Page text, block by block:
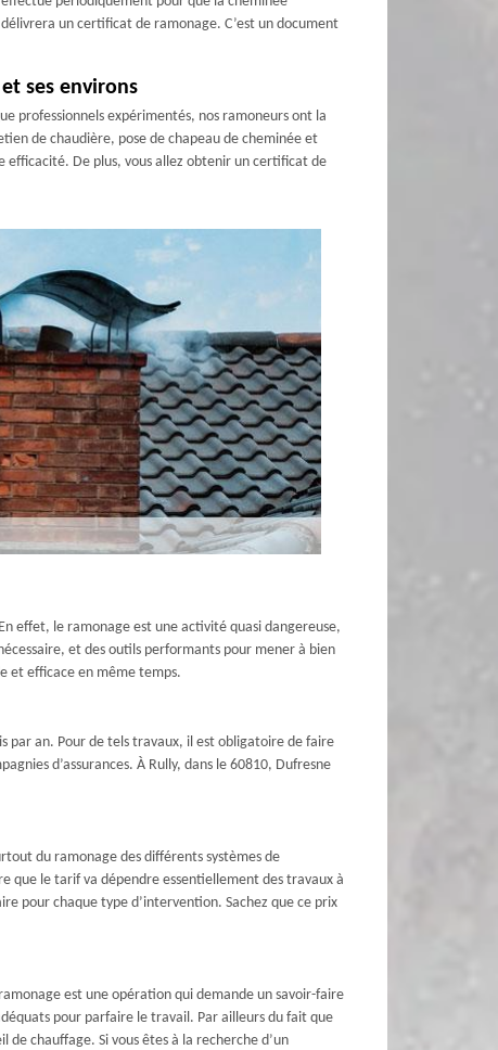
un certificat de ramonage. C’est un document
ses environs
professionnels expérimentés, nos ramoneurs ont la
de chaudière, pose de chapeau de cheminée et
De plus, vous allez obtenir un certificat de
effet, le ramonage est une activité quasi dangereuse,
et des outils performants pour mener à bien
et efficace en même temps.
par an. Pour de tels travaux, il est obligatoire de faire
d’assurances. À Rully, dans le 60810, Dufresne
du ramonage des différents systèmes de
que le tarif va dépendre essentiellement des travaux à
pour chaque type d’intervention. Sachez que ce prix
est une opération qui demande un savoir-faire
pour parfaire le travail. Par ailleurs du fait que
chauffage. Si vous êtes à la recherche d’un